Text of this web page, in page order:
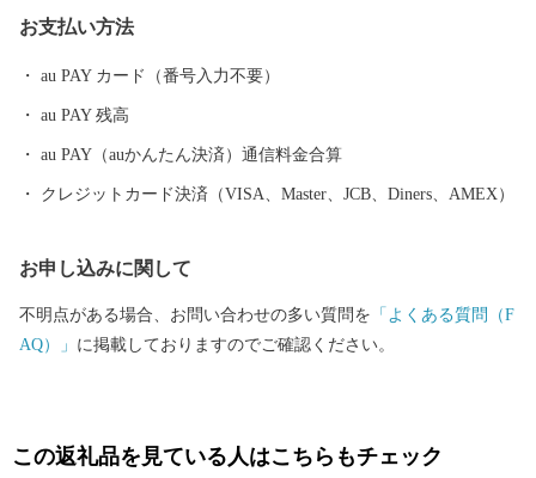
返還要求運動原点の地」として、これまで長きに渡り北方四島の
早期返還を願い、市民一丸となって世論の先頭に立ち、運動を展
ない課題が非常に山積しています。 すこしづつまちの活性化を目
指し歩みを進めてまいりますので、今後の根室市にご注目くださ
お支払い方法
au PAY カード（番号入力不要）
au PAY 残高
au PAY（auかんたん決済）通信料金合算
クレジットカード決済（VISA、Master、JCB、Diners、AMEX）
お申し込みに関して
不明点がある場合、お問い合わせの多い質問を 「よくある質問（F
AQ）」 に掲載しておりますのでご確認ください。
この返礼品を見ている人はこちらもチェック